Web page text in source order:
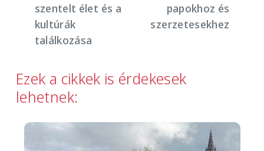
szentelt élet és a
kultúrák
találkozása
papokhoz és
szerzetesekhez
Ezek a cikkek is érdekesek
lehetnek:
Image